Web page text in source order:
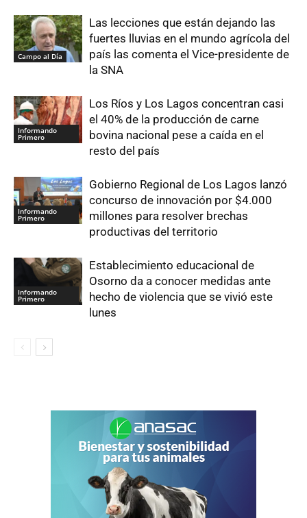
Campo al Día
Las lecciones que están dejando las
fuertes lluvias en el mundo agrícola del
país las comenta el Vice-presidente de
la SNA
Informando
Primero
Los Ríos y Los Lagos concentran casi
el 40% de la producción de carne
bovina nacional pese a caída en el
resto del país
Informando
Primero
Gobierno Regional de Los Lagos lanzó
concurso de innovación por $4.000
millones para resolver brechas
productivas del territorio
Informando
Primero
Establecimiento educacional de
Osorno da a conocer medidas ante
hecho de violencia que se vivió este
lunes